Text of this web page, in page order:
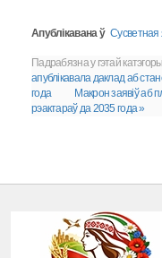
Апублікавана ў Сусветная
Падрабязна у гэтай
апублікавала даклад аб
года
Макрон заявіў аб
рэактараў да 2035 года »